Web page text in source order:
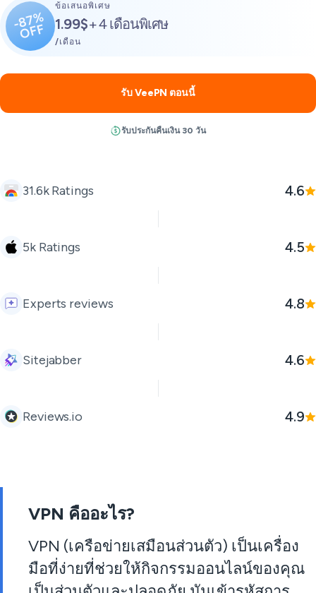
-87%
OFF
ข้อเสนอพิเศษ
1.99$+ 4 เดือนพิเศษ
/เดือน
รับ VeePN ตอนนี้
รับประกันคืนเงิน 30 วัน
31.6k Ratings 4.6
5k Ratings 4.5
Experts reviews 4.8
Sitejabber 4.6
Reviews.io 4.9
VPN คืออะไร?
VPN (เครือข่ายเสมือนส่วนตัว) เป็นเครื่อง
มือที่ง่ายที่ช่วยให้กิจกรรมออนไลน์ของคุณ